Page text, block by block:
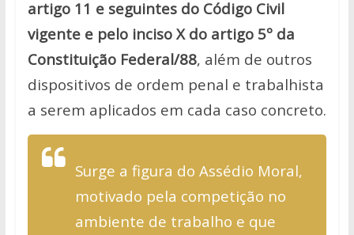
artigo 11 e seguintes do Código Civil
vigente e pelo inciso X do artigo 5º da
Constituição Federal/88, além de outros
dispositivos de ordem penal e trabalhista
a serem aplicados em cada caso concreto.
Surge a figura do Assédio Moral,
motivado pela competição no
ambiente de trabalho e que